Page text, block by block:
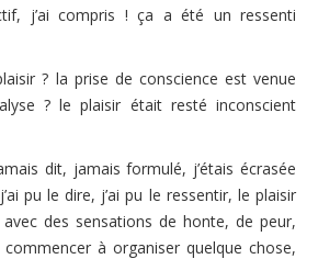
j’ai compris ! ça a été un ressenti
? la prise de conscience est venue
? le plaisir était resté inconscient
dit, jamais formulé, j’étais écrasée
pu le dire, j’ai pu le ressentir, le plaisir
des sensations de honte, de peur,
commencer à organiser quelque chose,